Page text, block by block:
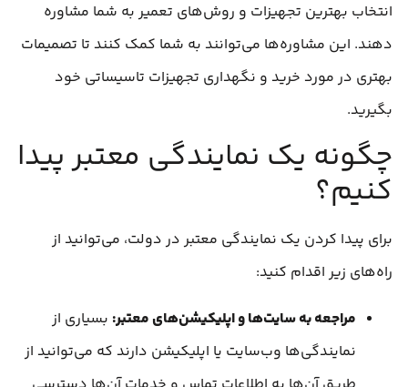
انتخاب بهترین تجهیزات و روش‌های تعمیر به شما مشاوره
دهند. این مشاوره‌ها می‌توانند به شما کمک کنند تا تصمیمات
بهتری در مورد خرید و نگهداری تجهیزات تاسیساتی خود
بگیرید.
چگونه یک نمایندگی معتبر پیدا
کنیم؟
برای پیدا کردن یک نمایندگی معتبر در دولت، می‌توانید از
راه‌های زیر اقدام کنید:
مراجعه به سایت‌ها و اپلیکیشن‌های معتبر: بسیاری از
نمایندگی‌ها وب‌سایت یا اپلیکیشن دارند که می‌توانید از